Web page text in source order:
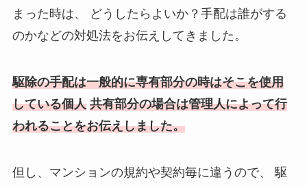
まった時は、
どうしたらよいか？手配は誰がする
のかなどの対処法をお伝えしてきました。
駆除の手配は一般的に専有部分の時はそこを使用
している個人 共有部分の場合は管理人によって行
われることをお伝えしました。
但し、マンションの規約や契約毎に違うので、
駆